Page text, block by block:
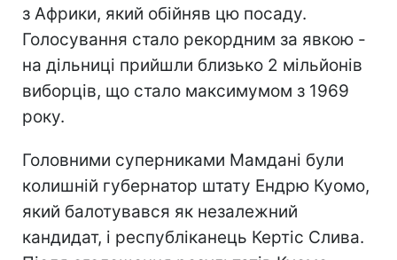
з Африки, який обійняв цю посаду.
Голосування стало рекордним за явкою -
на дільниці прийшли близько 2 мільйонів
виборців, що стало максимумом з 1969
року.
Головними суперниками Мамдані були
колишній губернатор штату Ендрю Куомо,
який балотувався як незалежний
кандидат, і республіканець Кертіс Слива.